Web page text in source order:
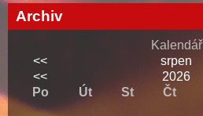
Archiv
Kalendář
<<
srpen
<<
2026
Po
Út St Čt